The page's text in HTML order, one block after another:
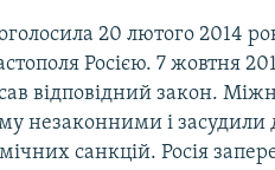
20 лютого 2014
Росією. 7 жовтня
відповідний закон.
незаконними і засудили
санкцій. Росія